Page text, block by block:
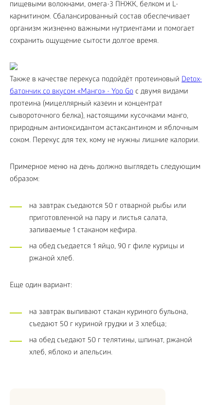
пищевыми волокнами, омега-3 ПНЖК, белком и L-
карнитином. Сбалансированный состав обеспечивает
организм жизненно важными нутриентами и помогает
сохранить ощущение сытости долгое время.
Также в качестве перекуса подойдёт протеиновый Detox-
батончик со вкусом «Манго» - Yoo Gо с двумя видами
протеина (мицеллярный казеин и концентрат
сывороточного белка), настоящими кусочками манго,
природным антиоксидантом астаксантином и яблочным
соком. Перекус для тех, кому не нужны лишние калории.
Примерное меню на день должно выглядеть следующим
образом:
на завтрак съедаются 50 г отварной рыбы или
приготовленной на пару и листья салата,
запиваемые 1 стаканом кефира.
на обед съедается 1 яйцо, 90 г филе курицы и
ржаной хлеб.
Еще один вариант:
на завтрак выпивают стакан куриного бульона,
съедают 50 г куриной грудки и 3 хлебца;
на обед съедают 50 г телятины, шпинат, ржаной
хлеб, яблоко и апельсин.